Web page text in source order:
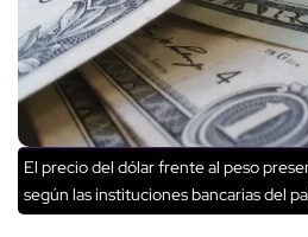
El precio del dólar frente al peso
según las instituciones bancarias del